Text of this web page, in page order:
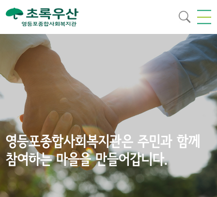
영등포종합사회복지관은 주민과 함께
참여하는 마을을 만들어갑니다.